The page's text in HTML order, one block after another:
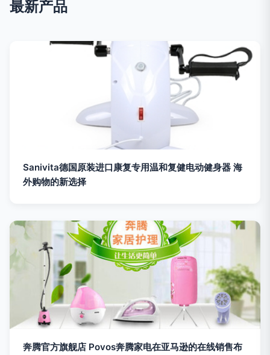
最新产品
Sanivita德国原装进口康复专用温和复健电动健身器 海
外购物的新选择
奔腾官方旗舰店 Povos奔腾家电在亚马逊的在线销售布